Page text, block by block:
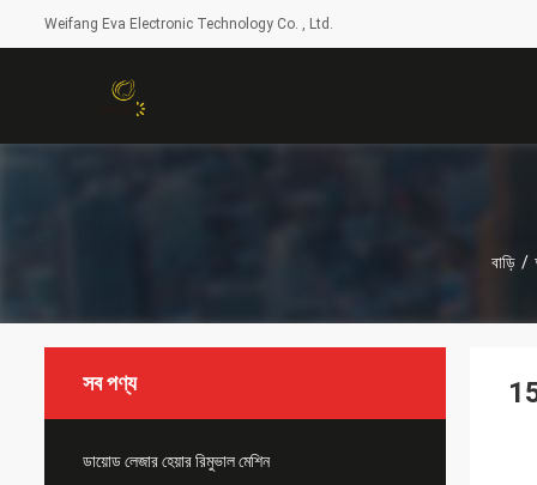
Weifang Eva Electronic Technology Co. , Ltd.
বাড়ি /
সব পণ্য
ডায়োড লেজার হেয়ার রিমুভাল মেশিন